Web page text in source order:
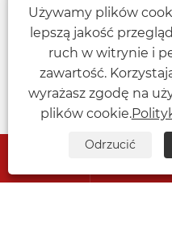
Dlaczego warto
transportowy do

Używamy plików
lepszą jakość
ruch w witrynie i
zawartość.
wyrażasz zgodę na
plików cookie.
Odrzucić